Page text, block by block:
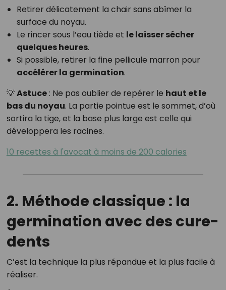
Retirer délicatement la chair sans abîmer la
surface du noyau.
Le rincer sous l’eau tiède et le laisser sécher
quelques heures.
Si possible, retirer la fine pellicule marron pour
accélérer la germination.
💡Astuce: Ne pas oublier de repérer le haut et le
bas du noyau. La partie pointue est le sommet, d’où
sortira la tige, et la base plus large est celle qui
développera les racines.
10 recettes à l'avocat à moins de 200 calories
2. Méthode classique : la
germination avec des cure-
dents
C’est la technique la plus répandue et la plus facile à
réaliser.